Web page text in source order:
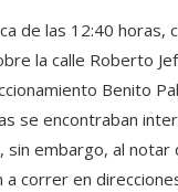
de las 12:40 horas,
la calle Roberto
Benito
se encontraban
embargo, al notar
a correr en